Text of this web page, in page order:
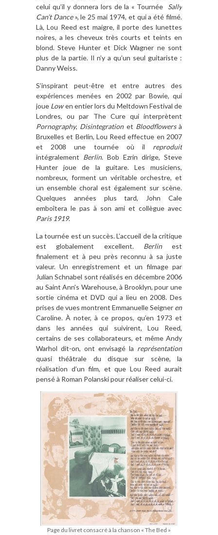
celui qu’il y donnera lors de la « Tournée Sally
Can’t Dance», le 25 mai 1974, et qui a été filmé.
Là, Lou Reed est maigre, il porte des lunettes
noires, a les cheveux très courts et teints en
blond. Steve Hunter et Dick Wagner ne sont
plus de la partie. Il n’y a qu’un seul guitariste :
Danny Weiss.
S’inspirant peut-être et entre autres des
expériences menées en 2002 par Bowie, qui
joue Lowen entier lors du Meltdown Festival de
Londres, ou par The Cure qui interprètent
Pornography, Disintegrationet Bloodflowersà
Bruxelles et Berlin, Lou Reed effectue en 2007
et 2008 une tournée où il reproduit
intégralement Berlin. Bob Ezrin dirige, Steve
Hunter joue de la guitare. Les musiciens,
nombreux, forment un véritable orchestre, et
un ensemble choral est également sur scène.
Quelques années plus tard, John Cale
emboîtera le pas à son ami et collègue avec
Paris 1919.
La tournée est un succès. L’accueil de la critique
est globalement excellent. Berlinest
finalement et à peu près reconnu à sa juste
valeur. Un enregistrement et un filmage par
Julian Schnabel sont réalisés en décembre 2006
au Saint Ann’s Warehouse, à Brooklyn, pour une
sortie cinéma et DVD qui a lieu en 2008. Des
prises de vues montrent Emmanuelle Seigner en
Caroline. À noter, à ce propos, qu’en 1973 et
dans les années qui suivirent, Lou Reed,
certains de ses collaborateurs, et même Andy
Warhol dit-on, ont envisagé la représentation
quasi théâtrale du disque sur scène, la
réalisation d’un film, et que Lou Reed aurait
pensé à Roman Polanski pour réaliser celui-ci.
Page du livret consacré à la chanson « The Bed »